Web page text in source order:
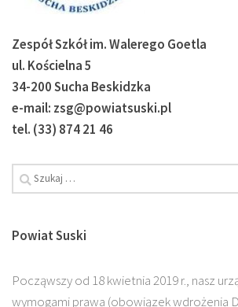
Zespół Szkół im. Walerego Goetla
ul. Kościelna 5
34-200 Sucha Beskidzka
e-mail: zsg@powiatsuski.pl
tel. (33) 874 21 46
Szukaj:
Powiat Suski
Począwszy od 18 kwietnia 2019 r., nasz
wymogami prawa (obowiązek wdrożenia